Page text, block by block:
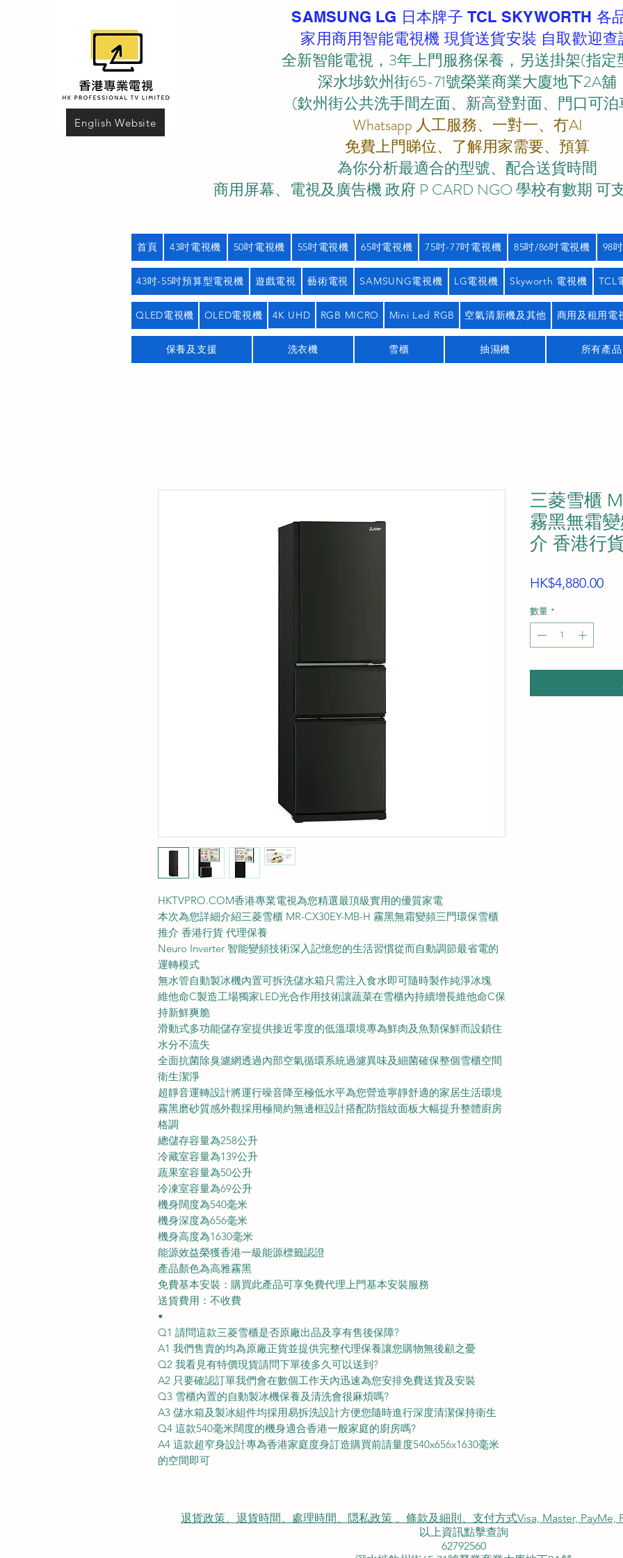
English Website
SAMSUNG LG 日本牌子 TCL SKYWORTH 各
家用商用智能電視機 現貨送貨安裝 自取歡迎查
全新智能電視，3年上門服務保養，另送掛架(指定
深水埗欽州街65-71號榮業商業大廈地下2A舖
(欽州街公共洗手間左面、新高登對面、門口可泊
Whatsapp 人工服務、一對一、冇AI
免費上門睇位、了解用家需要、預算
為你分析最適合的型號、配合送貨時間
商用屏幕、電視及廣告機 政府 P CARD NGO 學校有數期 可
首頁 43吋電視機 50吋電視機 55吋電視機 65吋電視機 75吋-77吋電視機 85吋/86吋電視機 98
43吋-55吋預算型電視機 遊戲電視 藝術電視 SAMSUNG電視機 LG電視機 Skyworth 電視機 TCL
QLED電視機 OLED電視機 4K UHD RGB MICRO Mini Led RGB 空氣清新機及其他 商用及租用電
保養及支援 洗衣機 雪櫃 抽濕機 所有產品
HKTVPRO.COM香港專業電視為您精選最頂級實用的優質家電
本次為您詳細介紹三菱雪櫃 MR-CX30EY-MB-H 霧黑無霜變頻三門環保雪櫃
推介 香港行貨 代理保養
Neuro Inverter 智能變頻技術深入記憶您的生活習慣從而自動調節最省電的
運轉模式
無水管自動製冰機內置可拆洗儲水箱只需注入食水即可隨時製作純淨冰塊
維他命C製造工場獨家LED光合作用技術讓蔬菜在雪櫃內持續增長維他命C保
持新鮮爽脆
滑動式多功能儲存室提供接近零度的低溫環境專為鮮肉及魚類保鮮而設鎖住
水分不流失
全面抗菌除臭濾網透過內部空氣循環系統過濾異味及細菌確保整個雪櫃空間
衛生潔淨
超靜音運轉設計將運行噪音降至極低水平為您營造寧靜舒適的家居生活環境
霧黑磨砂質感外觀採用極簡約無邊框設計搭配防指紋面板大幅提升整體廚房
格調
總儲存容量為258公升
冷藏室容量為139公升
蔬果室容量為50公升
冷凍室容量為69公升
機身闊度為540毫米
機身深度為656毫米
機身高度為1630毫米
能源效益榮獲香港一級能源標籤認證
產品顏色為高雅霧黑
免費基本安裝：購買此產品可享免費代理上門基本安裝服務
送貨費用：不收費
•
Q1 請問這款三菱雪櫃是否原廠出品及享有售後保障?
A1 我們售賣的均為原廠正貨並提供完整代理保養讓您購物無後顧之憂
Q2 我看見有特價現貨請問下單後多久可以送到?
A2 只要確認訂單我們會在數個工作天內迅速為您安排免費送貨及安裝
Q3 雪櫃內置的自動製冰機保養及清洗會很麻煩嗎?
A3 儲水箱及製冰組件均採用易拆洗設計方便您隨時進行深度清潔保持衛生
Q4 這款540毫米闊度的機身適合香港一般家庭的廚房嗎?
A4 這款超窄身設計專為香港家庭度身訂造購買前請量度540x656x1630毫米
的空間即可
三菱雪櫃
霧黑無霜
介 香港行
HK$4,880.00價
數量 *
退貨政策、退貨時間、處理時間、隠私政策 、條款及細則、支付方式Visa, Master, PayMe,
以上資訊點擊查詢
62792560